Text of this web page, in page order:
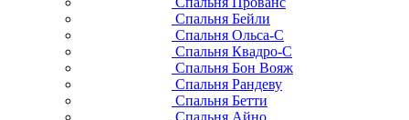
Спальня Бейли
Спальня Ольса-С
Спальня Квадро-С
Спальня Бон Вояж
Спальня Рандеву
Спальня Бетти
Спальня Айно